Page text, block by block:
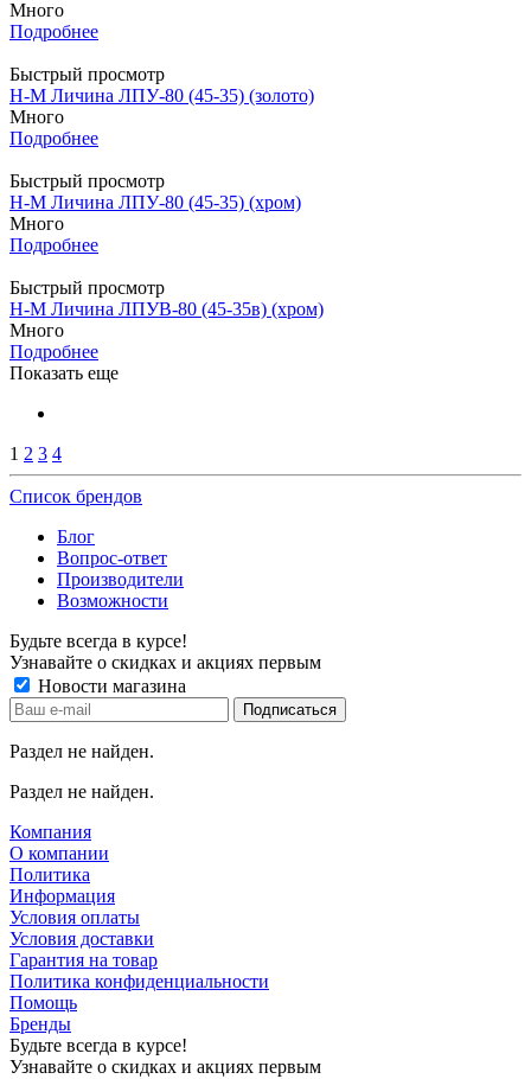
Много
Подробнее
Быстрый просмотр
Н-М Личина ЛПУ-80 (45-35) (золото)
Много
Подробнее
Быстрый просмотр
Н-М Личина ЛПУ-80 (45-35) (хром)
Много
Подробнее
Быстрый просмотр
Н-М Личина ЛПУВ-80 (45-35в) (хром)
Много
Подробнее
Показать еще
1 2 3 4
Список брендов
Блог
Вопрос-ответ
Производители
Возможности
Будьте всегда в курсе!
Узнавайте о скидках и акциях первым
Новости магазина
Раздел не найден.
Раздел не найден.
Компания
О компании
Политика
Информация
Условия оплаты
Условия доставки
Гарантия на товар
Политика конфиденциальности
Помощь
Бренды
Будьте всегда в курсе!
Узнавайте о скидках и акциях первым